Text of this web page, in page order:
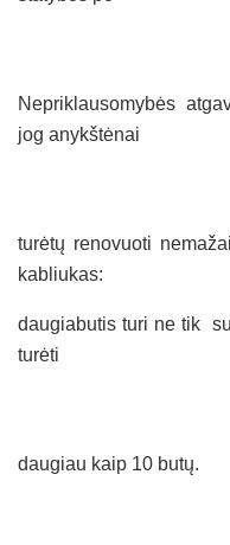
Nepriklausomybės
jog anykštėnai
turėtų renovuoti
kabliukas:
daugiabutis turi ne tik
turėti
daugiau kaip 10 butų.